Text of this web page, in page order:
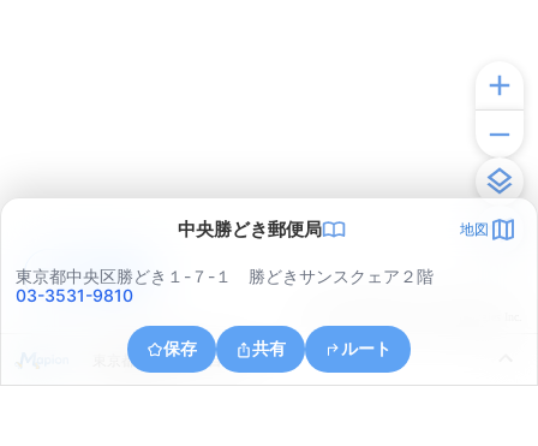
中央勝どき郵便局 地図
東京都中央区勝どき１-７-１ 勝どきサンスクェア２階
03-3531-9810
保存 共有 ルート
東京都港区芝５丁目３４
アプリで見る